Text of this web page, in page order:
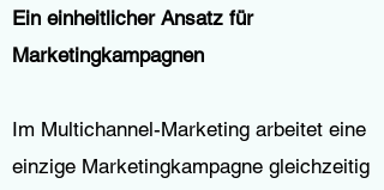
Ein einheitlicher Ansatz für
Marketingkampagnen
Im Multichannel-Marketing arbeitet eine
einzige Marketingkampagne gleichzeitig